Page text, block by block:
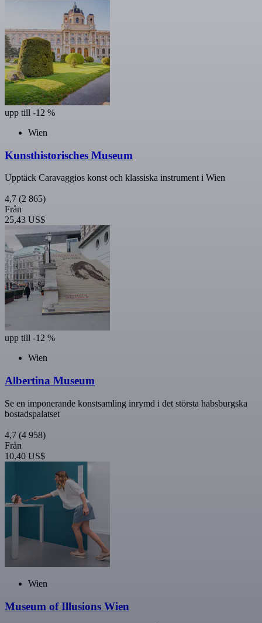
upp till -12 %
Wien
Kunsthistorisches Museum
Upptäck Caravaggios konst och klassiska instrument i Wien
4,7 (2 865)
Från
25,43 US$
upp till -12 %
Wien
Albertina Museum
Se en imponerande konstsamling inrymd i det största habsburgska
bostadspalatset
4,7 (4 958)
Från
10,40 US$
Wien
Museum of Illusions Wien